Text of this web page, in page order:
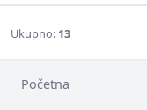
Ukupno: 13
Početna